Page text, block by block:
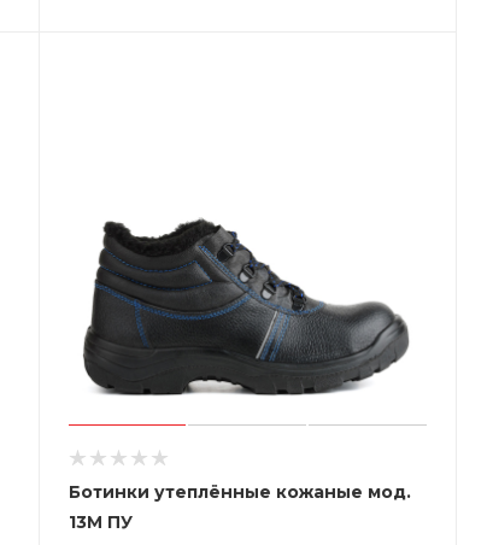
Ботинки утеплённые кожаные мод.
13М ПУ